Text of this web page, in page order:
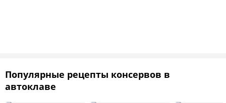
Популярные рецепты консервов в
автоклаве